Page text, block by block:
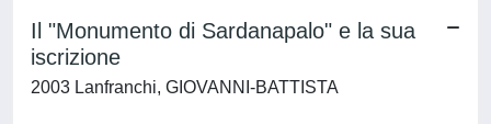
Il "Monumento di Sardanapalo" e la sua
iscrizione
2003 Lanfranchi, GIOVANNI-BATTISTA